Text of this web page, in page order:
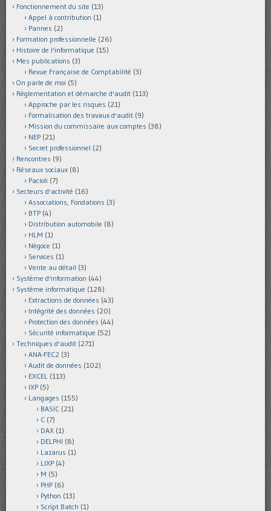
Fonctionnement du site (13)
Appel à contribution (1)
Pannes (2)
Formation professionnelle (26)
Histoire de l'informatique (15)
Mes publications (3)
Revue Française de Comptabilité (3)
On parle de moi (5)
Réglementation et démarche d'audit (113)
Approche par les risques (21)
Formalisation des travaux d'audit (9)
Mission du commissaire aux comptes (38)
NEP (21)
Secret professionnel (2)
Rencontres (9)
Réseaux sociaux (8)
Pacioli (7)
Secteurs d'activité (16)
Associations, Fondations (3)
BTP (4)
Distribution automobile (8)
HLM (1)
Négoce (1)
Services (1)
Vente au détail (3)
Système d'information (44)
Système informatique (128)
Extractions de données (43)
Intégrité des données (20)
Protection des données (44)
Sécurité informatique (52)
Techniques d'audit (271)
ANA-FEC2 (3)
Audit de données (102)
EXCEL (113)
IXP (5)
Langages (155)
BASIC (21)
C (7)
DAX (1)
DELPHI (8)
Lazarus (1)
LIXP (4)
M (5)
PHP (6)
Python (13)
Script Batch (1)